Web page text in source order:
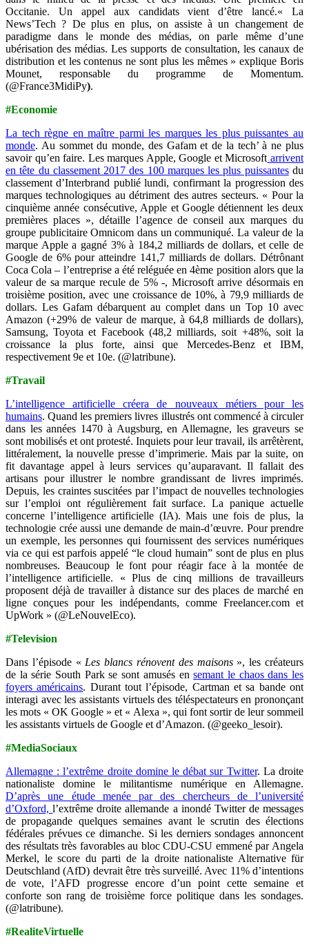
Occitanie. Un appel aux candidats vient d’être lancé.« La
News’Tech ? De plus en plus, on assiste à un changement de
paradigme dans le monde des médias, on parle même d’une
ubérisation des médias. Les supports de consultation, les canaux de
distribution et les contenus ne sont plus les mêmes » explique Boris
Mounet, responsable du programme de Momentum.
(@France3MidiPy).
#Economie
La tech règne en maître parmi les marques les plus puissantes au
monde. Au sommet du monde, des Gafam et de la tech’ à ne plus
savoir qu’en faire. Les marques Apple, Google et Microsoft arrivent
en tête du classement 2017 des 100 marques les plus puissantesdu
classement d’Interbrand publié lundi, confirmant la progression des
marques technologiques au détriment des autres secteurs. « Pour la
cinquième année consécutive, Apple et Google détiennent les deux
premières places », détaille l’agence de conseil aux marques du
groupe publicitaire Omnicom dans un communiqué. La valeur de la
marque Apple a gagné 3% à 184,2 milliards de dollars, et celle de
Google de 6% pour atteindre 141,7 milliards de dollars. Détrônant
Coca Cola – l’entreprise a été reléguée en 4ème position alors que la
valeur de sa marque recule de 5% -, Microsoft arrive désormais en
troisième position, avec une croissance de 10%, à 79,9 milliards de
dollars. Les Gafam débarquent au complet dans un Top 10 avec
Amazon (+29% de valeur de marque, à 64,8 milliards de dollars),
Samsung, Toyota et Facebook (48,2 milliards, soit +48%, soit la
croissance la plus forte, ainsi que Mercedes-Benz et IBM,
respectivement 9e et 10e. (@latribune).
#Travail
L’intelligence artificielle créera de nouveaux métiers pour les
humains. Quand les premiers livres illustrés ont commencé à circuler
dans les années 1470 à Augsburg, en Allemagne, les graveurs se
sont mobilisés et ont protesté. Inquiets pour leur travail, ils arrêtèrent,
littéralement, la nouvelle presse d’imprimerie. Mais par la suite, on
fit davantage appel à leurs services qu’auparavant. Il fallait des
artisans pour illustrer le nombre grandissant de livres imprimés.
Depuis, les craintes suscitées par l’impact de nouvelles technologies
sur l’emploi ont régulièrement fait surface. La panique actuelle
concerne l’intelligence artificielle (IA). Mais une fois de plus, la
technologie crée aussi une demande de main-d’œuvre. Pour prendre
un exemple, les personnes qui fournissent des services numériques
via ce qui est parfois appelé “le cloud humain” sont de plus en plus
nombreuses. Beaucoup le font pour réagir face à la montée de
l’intelligence artificielle. « Plus de cinq millions de travailleurs
proposent déjà de travailler à distance sur des places de marché en
ligne conçues pour les indépendants, comme Freelancer.com et
UpWork » (@LeNouvelEco).
#Television
Dans l’épisode « Les blancs rénovent des maisons», les créateurs
de la série South Park se sont amusés ensemant le chaos dans les
foyers américains. Durant tout l’épisode, Cartman et sa bande ont
interagi avec les assistants virtuels des téléspectateurs en prononçant
les mots « OK Google » et « Alexa », qui font sortir de leur sommeil
les assistants virtuels de Google et d’Amazon. (@geeko_lesoir).
#MediaSociaux
Allemagne : l’extrême droite domine le débat sur Twitter. La droite
nationaliste domine le militantisme numérique en Allemagne.
D’après une étude menée par des chercheurs de l’université
d’Oxford,l’extrême droite allemande a inondé Twitter de messages
de propagande quelques semaines avant le scrutin des élections
fédérales prévues ce dimanche. Si les derniers sondages annoncent
des résultats très favorables au bloc CDU-CSU emmené par Angela
Merkel, le score du parti de la droite nationaliste Alternative für
Deutschland (AfD) devrait être très surveillé. Avec 11% d’intentions
de vote, l’AFD progresse encore d’un point cette semaine et
conforte son rang de troisième force politique dans les sondages.
(@latribune).
#RealiteVirtuelle